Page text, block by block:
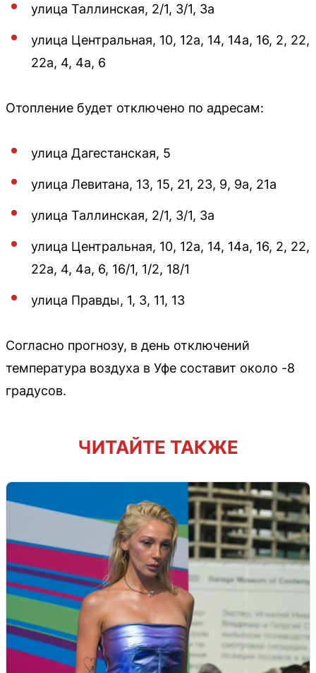
улица Таллинская, 2/1, 3/1, 3а
улица Центральная, 10, 12а, 14, 14а, 16, 2, 22,
22а, 4, 4а, 6
Отопление будет отключено по адресам:
улица Дагестанская, 5
улица Левитана, 13, 15, 21, 23, 9, 9а, 21а
улица Таллинская, 2/1, 3/1, 3а
улица Центральная, 10, 12а, 14, 14а, 16, 2, 22,
22а, 4, 4а, 6, 16/1, 1/2, 18/1
улица Правды, 1, 3, 11, 13
Согласно прогнозу, в день отключений
температура воздуха в Уфе составит около -8
градусов.
ЧИТАЙТЕ ТАКЖЕ